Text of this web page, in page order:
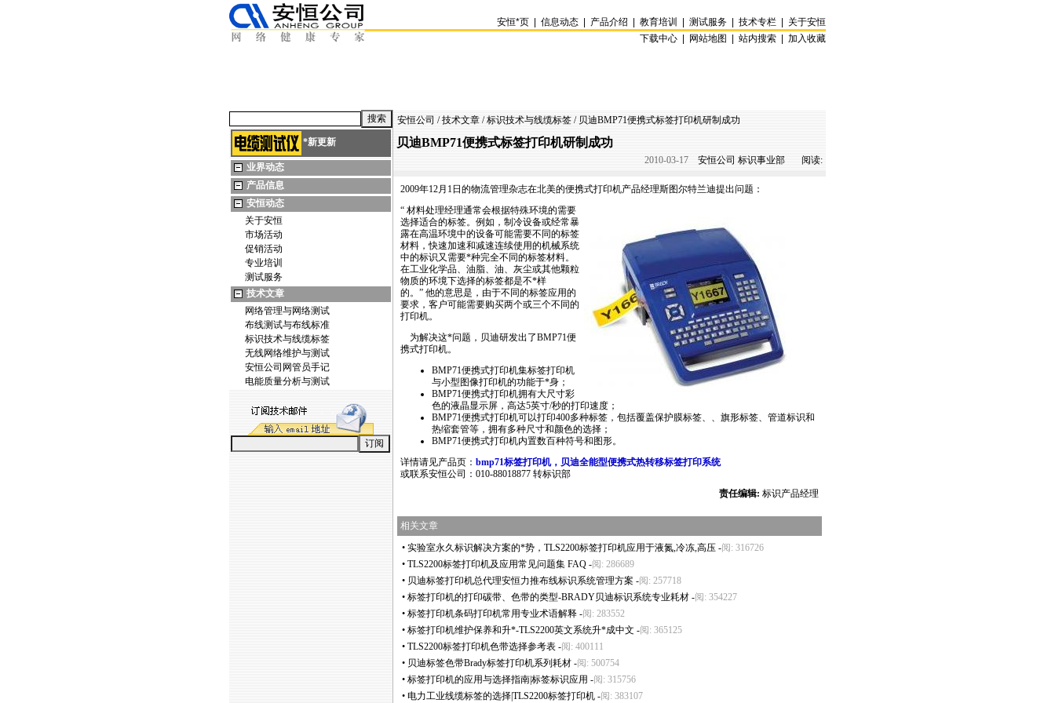
安恒*页 信息动态 产品介绍 教育培训 测试服务 技术专栏
关于安恒
下载中心 |
网站地图 站内搜索 加入收藏
*新更新
业界动态
产品信息
安恒动态
关于安恒
市场活动
促销活动
专业培训
测试服务
技术文章
网络管理与网络测试
布线测试与布线标准
标识技术与线缆标签
无线网络维护与测试
安恒公司网管员手记
电能质量分析与测试
安恒公司 /技术文章 /标识技术与线缆标签 / 贝迪BMP71便携式标签打印机研制成功
贝迪BMP71便携式标签打印机研制成功
2010-03-17 安恒公司 标识事业部 阅读:
2009年12月1日的物流管理杂志在北美的便携式打印机产品经理斯图尔特兰迪提出问题：
“ 材料处理经理通常会根据特殊环境的需要
选择适合的标签。例如，制冷设备或经常暴
露在高温环境中的设备可能需要不同的标签
材料，快速加速和减速连续使用的机械系统
中的标识又需要*种完全不同的标签材料。
在工业化学品、油脂、油、灰尘或其他颗粒
物质的环境下选择的标签都是不*样
的。” 他的意思是，由于不同的标签应用的
要求，客户可能需要购买两个或三个不同的
打印机。
为解决这*问题，贝迪研发出了BMP71便
携式打印机。
BMP71便携式打印机集标签打印机
与小型图像打印机的功能于*身；
BMP71便携式打印机拥有大尺寸彩
色的液晶显示屏，高达5英寸/秒的打印速度；
BMP71便携式打印机可以打印400多种标签，包括覆盖保护膜标签、、旗形标签、管道标识和
热缩套管等，拥有多种尺寸和颜色的选择；
BMP71便携式打印机内置数百种符号和图形。
详情请见产品页： bmp71标签打印机，贝迪全能型便携式热转移标签打印系统
或联系安恒公司：010-88018877 转标识部
责任编辑: 标识产品经理
相关文章
• 实验室永久标识解决方案的*势，TLS2200标签打印机应用于液氮,冷冻,高压 -阅: 316726
• TLS2200标签打印机及应用常见问题集 FAQ -阅: 286689
• 贝迪标签打印机总代理安恒力推布线标识系统管理方案 -阅: 257718
• 标签打印机的打印碳带、色带的类型-BRADY贝迪标识系统专业耗材 -阅: 354227
• 标签打印机条码打印机常用专业术语解释 -阅: 283552
• 标签打印机维护保养和升*-TLS2200英文系统升*成中文 -阅: 365125
• TLS2200标签打印机色带选择参考表 -阅: 400111
• 贝迪标签色带Brady标签打印机系列耗材 -阅: 500754
• 标签打印机的应用与选择指南|标签标识应用 -阅: 315756
• 电力工业线缆标签的选择|TLS2200标签打印机 -阅: 383107